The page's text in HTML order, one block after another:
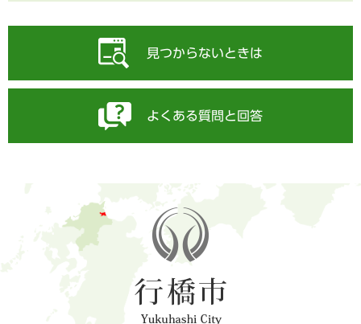
見つからないときは
よくある質問と回答